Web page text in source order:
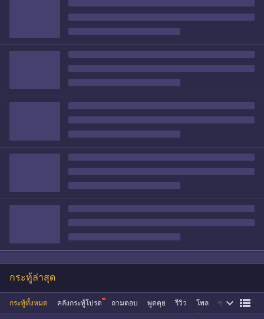
กระทู้ล่าสุด
กระทู้ทั้งหมด คลังกระทู้โปรด ถามตอบ พูดคุย รีวิว โพล ข่าว ซื้อขาย
 